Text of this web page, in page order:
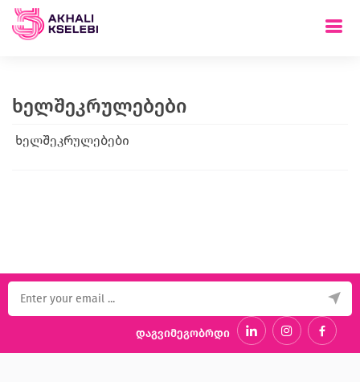
ხელშეკრულებები
ხელშეკრულებები
დაგვიმეგობრდი